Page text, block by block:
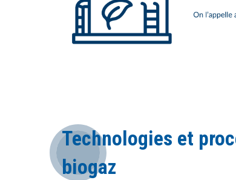
Technologies et
biogaz